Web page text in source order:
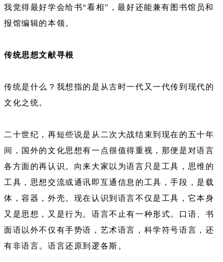
我觉得最好学会给书“看相”，最好还能兼有图书馆员和
报馆编辑的本领。
传统思想文献寻根
传统是什么？我想指的是从古时一代又一代传到现代的
文化之统。
二十世纪，再短些说是从二次大战结束到现在的五十年
间，国外的文化思想有一点很值得重视，那便是对语言
各方面的再认识。向来大家以为语言只是工具，思维的
工具，思想交流或通讯即互通信息的工具，手段，是载
体，容器，外壳。现在认识到语言不仅是工具，它本身
又是思想，又是行为。语言不止有一种形式。口语、书
面语以外不仅有手势语，艺术语言，科学符号语言，还
有非语言。语言还原到逻各斯。